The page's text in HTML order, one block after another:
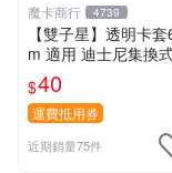
魔卡商行 4739
【雙子星】透明卡
m 適用 迪士尼集換
戲 Disney Lorcana
Jafar
$40
運費抵用券
近期銷量75件